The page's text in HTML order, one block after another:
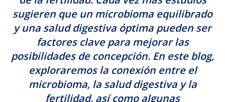
sugieren que un microbioma equilibrado
y una salud digestiva óptima pueden ser
factores clave para mejorar las
posibilidades de concepción. En este blog,
exploraremos la conexión entre el
microbioma, la salud digestiva y la
fertilidad, así como algunas